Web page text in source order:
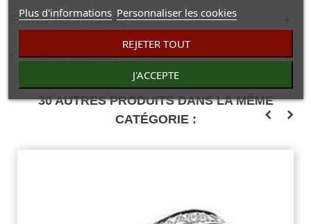
FICHE TECHNIQUE
COMENTAIRES(0)
30 AUTRES PRODUITS DANS LA MÊME
CATÉGORIE :
Plus d'informations Personnaliser les cookies
REJETER TOUT
J'ACCEPTE